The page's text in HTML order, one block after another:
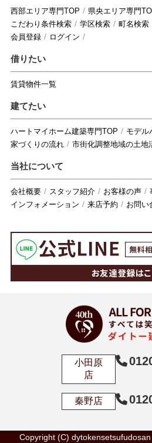
西部エリア専門TOP 県央エリア専門
こだわり条件検索
学区検索 町名検索
会員登録
ログイン
借りたい
賃貸物件一覧
建てたい
ハートマイホーム建築専門TOP モデル
家づくりの流れ
市街化調整地域の土地
当社について
会社概要 スタッフ紹介 お客様の声
インフォメーション
来店予約 お問い
小田原
店
秦野店
Copyright (C) dytokensetsufudosan